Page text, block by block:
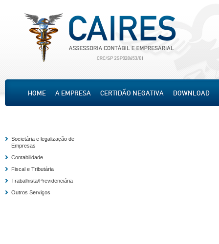
HOME A EMPRESA CERTIDÃO NEGATIVA DOWNLOAD
Societária e legalização de
Empresas
Contabilidade
Fiscal e Tributária
Trabalhista/Previdenciária
Outros Serviços